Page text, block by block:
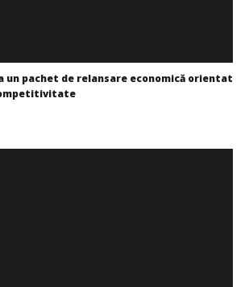
un pachet de relansare economică orientat